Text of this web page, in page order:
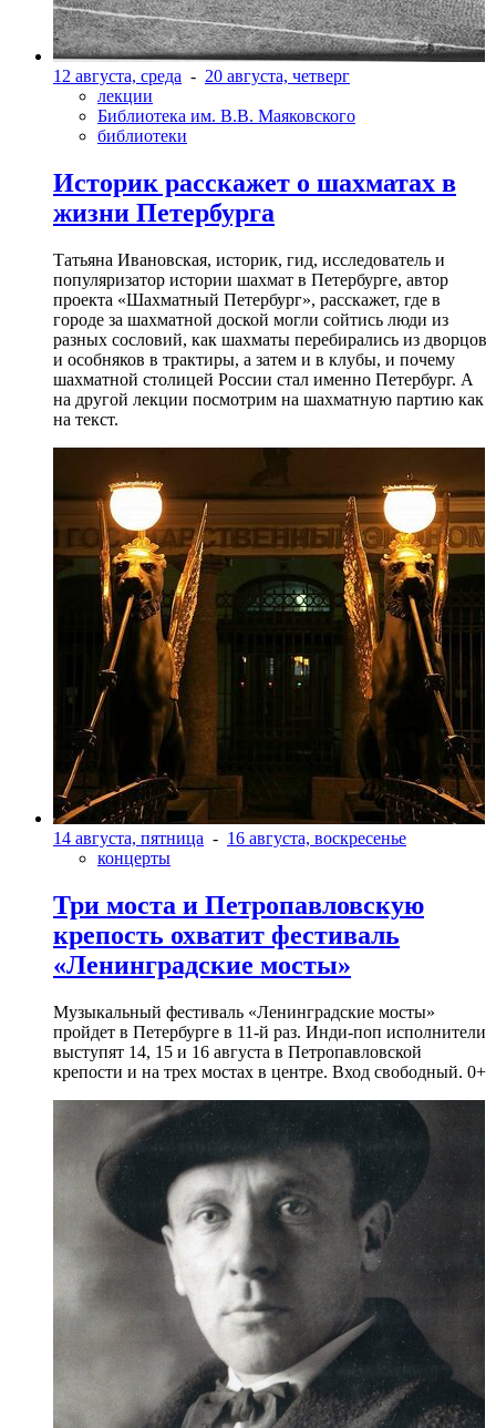
12 августа, среда - 20 августа, четверг
лекции
Библиотека им. В.В. Маяковского
библиотеки
Историк расскажет о шахматах в
жизни Петербурга
Татьяна Ивановская, историк, гид, исследователь и
популяризатор истории шахмат в Петербурге, автор
проекта «Шахматный Петербург», расскажет, где в
городе за шахматной доской могли сойтись люди из
разных сословий, как шахматы перебирались из дворцов
и особняков в трактиры, а затем и в клубы, и почему
шахматной столицей России стал именно Петербург. А
на другой лекции посмотрим на шахматную партию как
на текст.
14 августа, пятница - 16 августа, воскресенье
концерты
Три моста и Петропавловскую
крепость охватит фестиваль
«Ленинградские мосты»
Музыкальный фестиваль «Ленинградские мосты»
пройдет в Петербурге в 11-й раз. Инди-поп исполнители
выступят 14, 15 и 16 августа в Петропавловской
крепости и на трех мостах в центре. Вход свободный. 0+